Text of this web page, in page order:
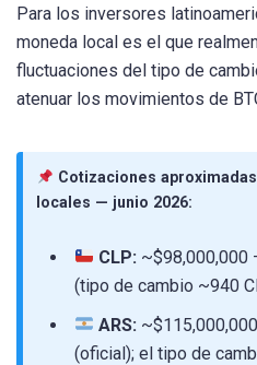
Para los inversores
moneda local es el que
fluctuaciones del tipo de
atenuar los movimientos de
Cotizaciones
locales — junio 2026:
CLP: ~$98,000,000
(tipo de cambio ~940
ARS:
(oficial); el tipo de